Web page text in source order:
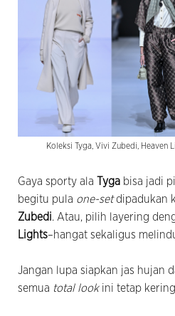
Koleksi Tyga, Vivi Zubedi, Heaven
Gaya sporty ala Tyga bisa jadi
begitu pula one-setdipadukan
Zubedi. Atau, pilih layering
Lights–hangat sekaligus
Jangan lupa siapkan jas hujan
semua total lookini tetap kering